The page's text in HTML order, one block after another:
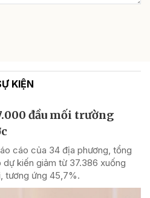
KIỆN
đầu mối trường
cáo của 34 địa phương, tổng
kiến giảm từ 37.386 xuống
tương ứng 45,7%.